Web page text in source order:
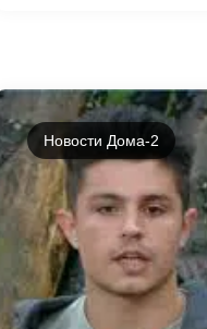
Новости Дома-2